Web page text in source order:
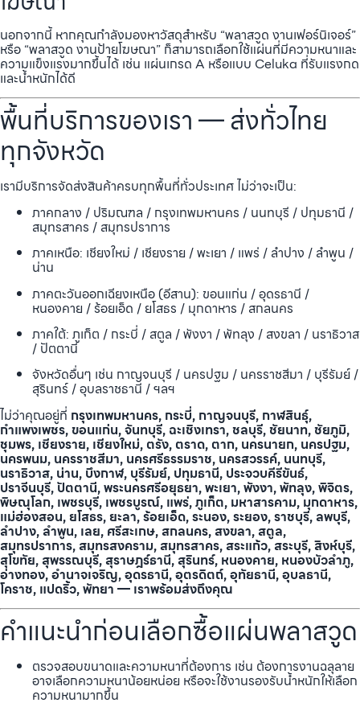
นอกจากนี้ หากคุณกำลังมองหาวัสดุสำหรับ “พลาสวูด งานเฟอร์นิเจอร์”
หรือ “พลาสวูด งานป้ายโฆษณา” ก็สามารถเลือกใช้แผ่นที่มีความหนาและ
ความแข็งแรงมากขึ้นได้ เช่น แผ่นเกรด A หรือแบบ Celuka ที่รับแรงกด
และน้ำหนักได้ดี
พื้นที่บริการของเรา — ส่งทั่วไทย
ทุกจังหวัด
เรามีบริการจัดส่งสินค้าครบทุกพื้นที่ทั่วประเทศ ไม่ว่าจะเป็น:
ภาคกลาง / ปริมณฑล / กรุงเทพมหานคร / นนทบุรี / ปทุมธานี /
สมุทรสาคร / สมุทรปราการ
ภาคเหนือ: เชียงใหม่ / เชียงราย / พะเยา / แพร่ / ลำปาง / ลำพูน /
น่าน
ภาคตะวันออกเฉียงเหนือ (อีสาน): ขอนแก่น / อุดรธานี /
หนองคาย / ร้อยเอ็ด / ยโสธร / มุกดาหาร / สกลนคร
ภาคใต้: ภูเก็ต / กระบี่ / สตูล / พังงา / พัทลุง / สงขลา / นราธิวาส
/ ปัตตานี
จังหวัดอื่นๆ เช่น กาญจนบุรี / นครปฐม / นครราชสีมา / บุรีรัมย์ /
สุรินทร์ / อุบลราชธานี / ฯลฯ
ไม่ว่าคุณอยู่ที่ กรุงเทพมหานคร, กระบี่, กาญจนบุรี, กาฬสินธุ์,
กำแพงเพชร, ขอนแก่น, จันทบุรี, ฉะเชิงเทรา, ชลบุรี, ชัยนาท, ชัยภูมิ,
ชุมพร, เชียงราย, เชียงใหม่, ตรัง, ตราด, ตาก, นครนายก, นครปฐม,
นครพนม, นครราชสีมา, นครศรีธรรมราช, นครสวรรค์, นนทบุรี,
นราธิวาส, น่าน, บึงกาฬ, บุรีรัมย์, ปทุมธานี, ประจวบคีรีขันธ์,
ปราจีนบุรี, ปัตตานี, พระนครศรีอยุธยา, พะเยา, พังงา, พัทลุง, พิจิตร,
พิษณุโลก, เพชรบุรี, เพชรบูรณ์, แพร่, ภูเก็ต, มหาสารคาม, มุกดาหาร,
แม่ฮ่องสอน, ยโสธร, ยะลา, ร้อยเอ็ด, ระนอง, ระยอง, ราชบุรี, ลพบุรี,
ลำปาง, ลำพูน, เลย, ศรีสะเกษ, สกลนคร, สงขลา, สตูล,
สมุทรปราการ, สมุทรสงคราม, สมุทรสาคร, สระแก้ว, สระบุรี, สิงห์บุรี,
สุโขทัย, สุพรรณบุรี, สุราษฎร์ธานี, สุรินทร์, หนองคาย, หนองบัวลำภู,
อ่างทอง, อำนาจเจริญ, อุดรธานี, อุตรดิตถ์, อุทัยธานี, อุบลธานี,
โคราช, แปดริ้ว, พัทยา — เราพร้อมส่งถึงคุณ
คำแนะนำก่อนเลือกซื้อแผ่นพลาสวูด
ตรวจสอบขนาดและความหนาที่ต้องการ เช่น ต้องการงานฉลุลาย
อาจเลือกความหนาน้อยหน่อย หรือจะใช้งานรองรับน้ำหนักให้เลือก
ความหนามากขึ้น